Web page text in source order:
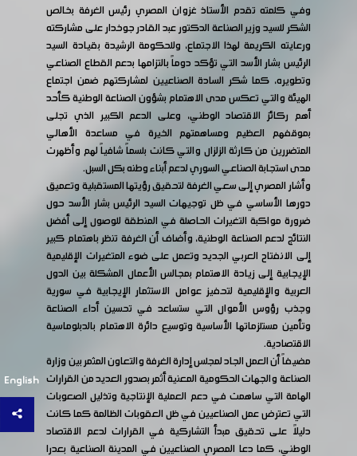
English
وفي كلمته تقدم الأستاذ غزوان المصري رئيس الغرفة بخالص
الشكر للسيد وزير الصناعة الدكتور عبد القادر جوخدار على مشاركته
ورعايته الكريمة لهذا الاجتماع، وللحكومة الرشيدة بقيادة السيد
الرئيس بشار الأسد التي تؤكد دوماً بالتزامها بدعم القطاع الصناعي
وتطويره، كما شكر السادة الصناعيين لمشاركتهم ضمن اجتماع
الهيئة والتي تعكس مدى الاهتمام بشؤون الصناعة الوطنية كأحد
أهم ركائز الاقتصاد الوطني، وعلى الدعم الكبير الذي تجلى
بموقفهم العظيم ومساهمتهم الخيرة في مساعدة الأهالي
المتضررين من كارثة الزلزال والتي كانت بلسماً شافياً لهم وأظهرت
مدى استجابة الصناعي السوري لدعم أبناء وطنه بكل السبل.
وأشار المصري إلى سعي الغرفة لتحقيق رؤيتها المستقبلية وتعميق
دورها الأساسي في ظل توجيهات السيد الرئيس بشار الأسد حول
ضرورة مواكبة التغيرات الحاصلة في المنطقة للوصول إلى أفضل
النتائج لدعم الصناعة الوطنية، وأضاف أن الغرفة تنظر باهتمام كبير
إلى الانفتاح العربي الجديد وتعمل على ضوء المتغيرات الإقليمية
الإيجابية إلى زيادة الاهتمام بمجالس الأعمال المشكلة بين الدول
العربية والإقليمية لتحفيز عوامل الاستثمار الإيجابية في سورية
وجذب رؤوس الأموال التي ستساعد في تحسين أداء الصناعة
وتأمين مستلزماتها الأساسية وتوسيع دائرة الاهتمام بالدبلوماسية
الاقتصادية.
مضيفاً أن العمل الجاد لمجلس إدارة الغرفة والتعاون المثمر بين وزارة
الصناعة والجهات الحكومية المعنية أثمر بصدور العديد من القرارات
الهامة التي ساهمت في دعم العملية الإنتاجية وتذليل الصعوبات
التي تعترض عمل الصناعيين في ظل العقوبات الظالمة كما كانت
دليلاً على تحقيق مبدأ التشاركية في القرارات لدعم الاقتصاد
الوطني، كما دعا المصري الصناعيين في المدينة الصناعية بعدرا